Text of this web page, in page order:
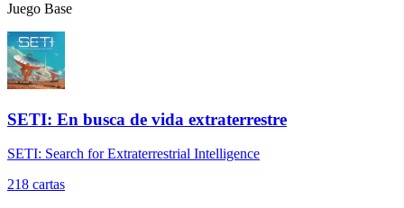
Juego Base
SETI: En busca de vida extraterrestre
SETI: Search for Extraterrestrial Intelligence
218 cartas